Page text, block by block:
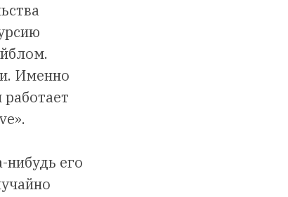
Именно
нибудь его